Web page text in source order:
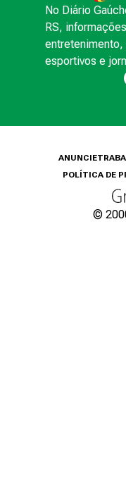
No Diário
RS,
esportivos e
ANUNCIE
POLÍTICA DE
©